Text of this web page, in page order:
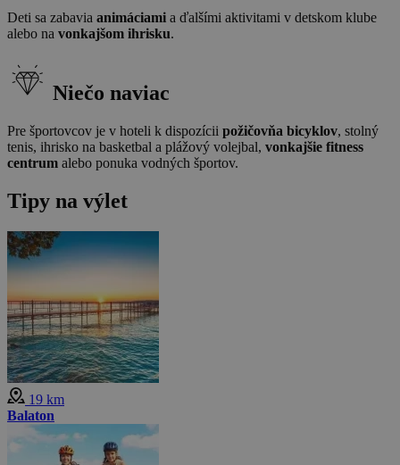
Deti sa zabavia animáciami a ďalšími aktivitami v detskom klube
alebo na vonkajšom ihrisku.
Niečo naviac
Pre športovcov je v hoteli k dispozícii požičovňa bicyklov, stolný
tenis, ihrisko na basketbal a plážový volejbal, vonkajšie fitness
centrum alebo ponuka vodných športov.
Tipy na výlet
19 km
Balaton